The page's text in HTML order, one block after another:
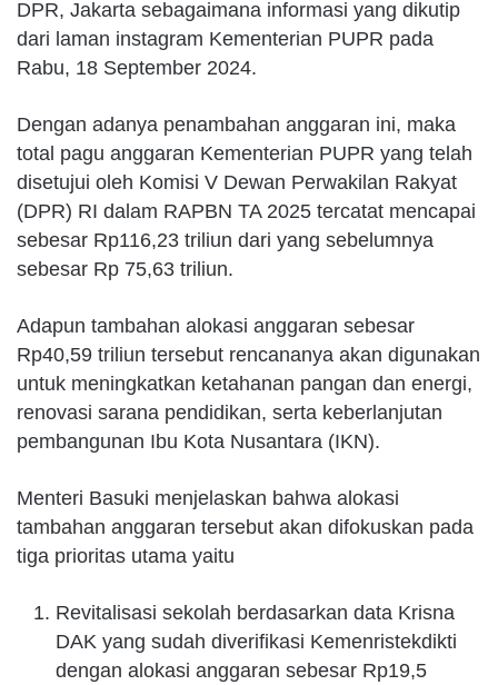
DPR, Jakarta sebagaimana informasi yang dikutip
dari laman instagram Kementerian PUPR pada
Rabu, 18 September 2024.
Dengan adanya penambahan anggaran ini, maka
total pagu anggaran Kementerian PUPR yang telah
disetujui oleh Komisi V Dewan Perwakilan Rakyat
(DPR) RI dalam RAPBN TA 2025 tercatat mencapai
sebesar Rp116,23 triliun dari yang sebelumnya
sebesar Rp 75,63 triliun.
Adapun tambahan alokasi anggaran sebesar
Rp40,59 triliun tersebut rencananya akan digunakan
untuk meningkatkan ketahanan pangan dan energi,
renovasi sarana pendidikan, serta keberlanjutan
pembangunan Ibu Kota Nusantara (IKN).
Menteri Basuki menjelaskan bahwa alokasi
tambahan anggaran tersebut akan difokuskan pada
tiga prioritas utama yaitu
Revitalisasi sekolah berdasarkan data Krisna
DAK yang sudah diverifikasi Kemenristekdikti
dengan alokasi anggaran sebesar Rp19,5